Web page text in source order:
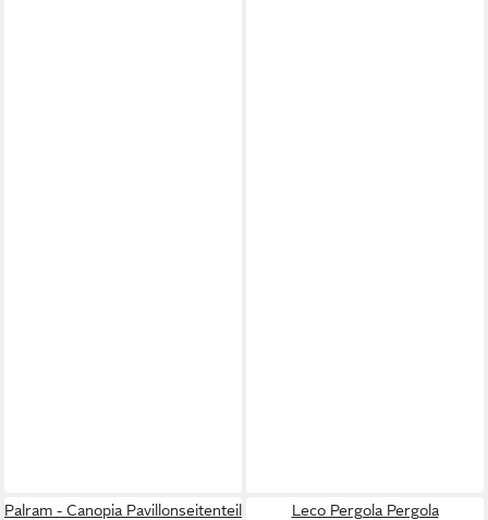
Palram - Canopia Pavillonseitenteil
Leco Pergola Pergola